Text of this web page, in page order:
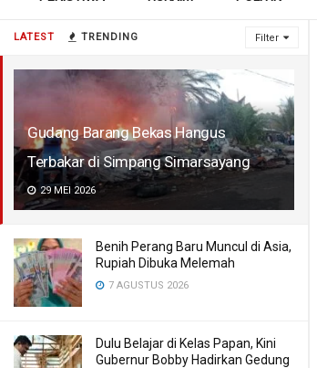
LATEST TRENDING Filter
Gudang Barang Bekas Hangus
Terbakar di Simpang Simarsayang
29 MEI 2026
Benih Perang Baru Muncul di Asia,
Rupiah Dibuka Melemah
7 AGUSTUS 2026
Dulu Belajar di Kelas Papan, Kini
Gubernur Bobby Hadirkan Gedung